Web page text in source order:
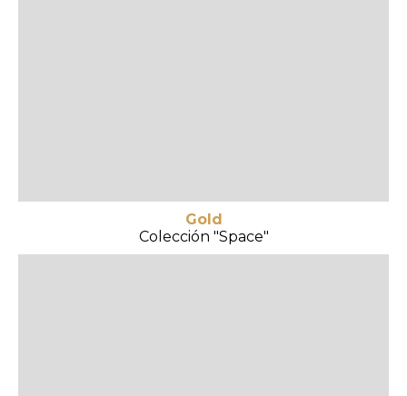
Gold
Colección "Space"